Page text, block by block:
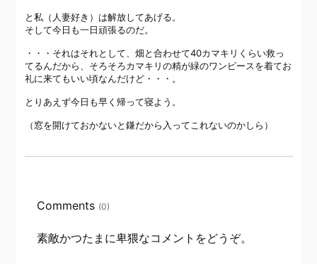
と私（人妻好き）は解放してあげる。
そして今日も一日頑張るのだ。
・・・それはそれとして、畑と合わせて40カマキリくらい救っ
てるんだから、そろそろカマキリの精が緑のワンピースを着てお
礼に来てもいい頃なんだけど・・・。
とりあえず今日も早く帰って寝よう。
（窓を開けておかないと鎌だから入ってこれないのかしら）
Comments (0)
素敵かつたまに卑猥なコメントをどうぞ。